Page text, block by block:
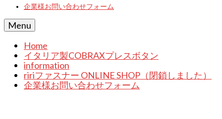
企業様お問い合わせフォーム
Menu
Home
イタリア製COBRAXプレスボタン
information
ririファスナー ONLINE SHOP（閉鎖しました）
企業様お問い合わせフォーム